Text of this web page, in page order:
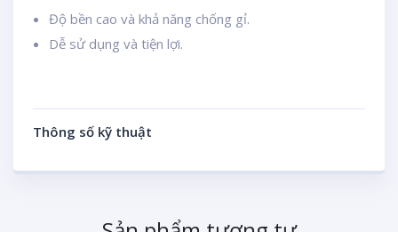
Độ bền cao và khả năng chống gỉ.
Dễ sử dụng và tiện lợi.
Thông số kỹ thuật